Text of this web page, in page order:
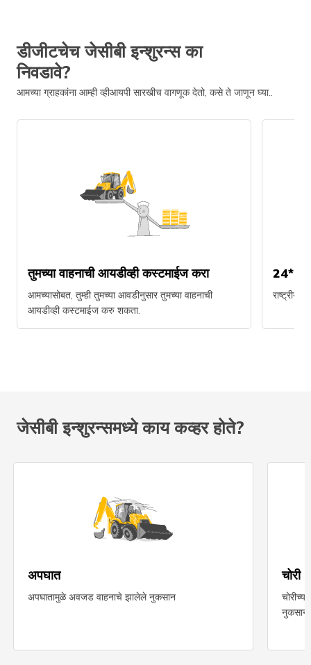
डीजीटचेच जेसीबी इन्शुरन्स का
निवडावे?
आमच्या ग्राहकांना आम्ही व्हीआयपी सारखीच वागणूक देतो, कसे ते जाणून घ्या..
तुमच्या वाहनाची आयडीव्ही कस्टमाईज करा
आमच्यासोबत, तुम्ही तुमच्या आवडीनुसार तुमच्या वाहनाची
आयडीव्ही कस्टमाईज करु शकता.
24*7
राष्ट्रीय
जेसीबी इन्शुरन्समध्ये काय कव्हर होते?
अपघात
अपघातामुळे अवजड वाहनाचे झालेले नुकसान
चोरी
नुकसान